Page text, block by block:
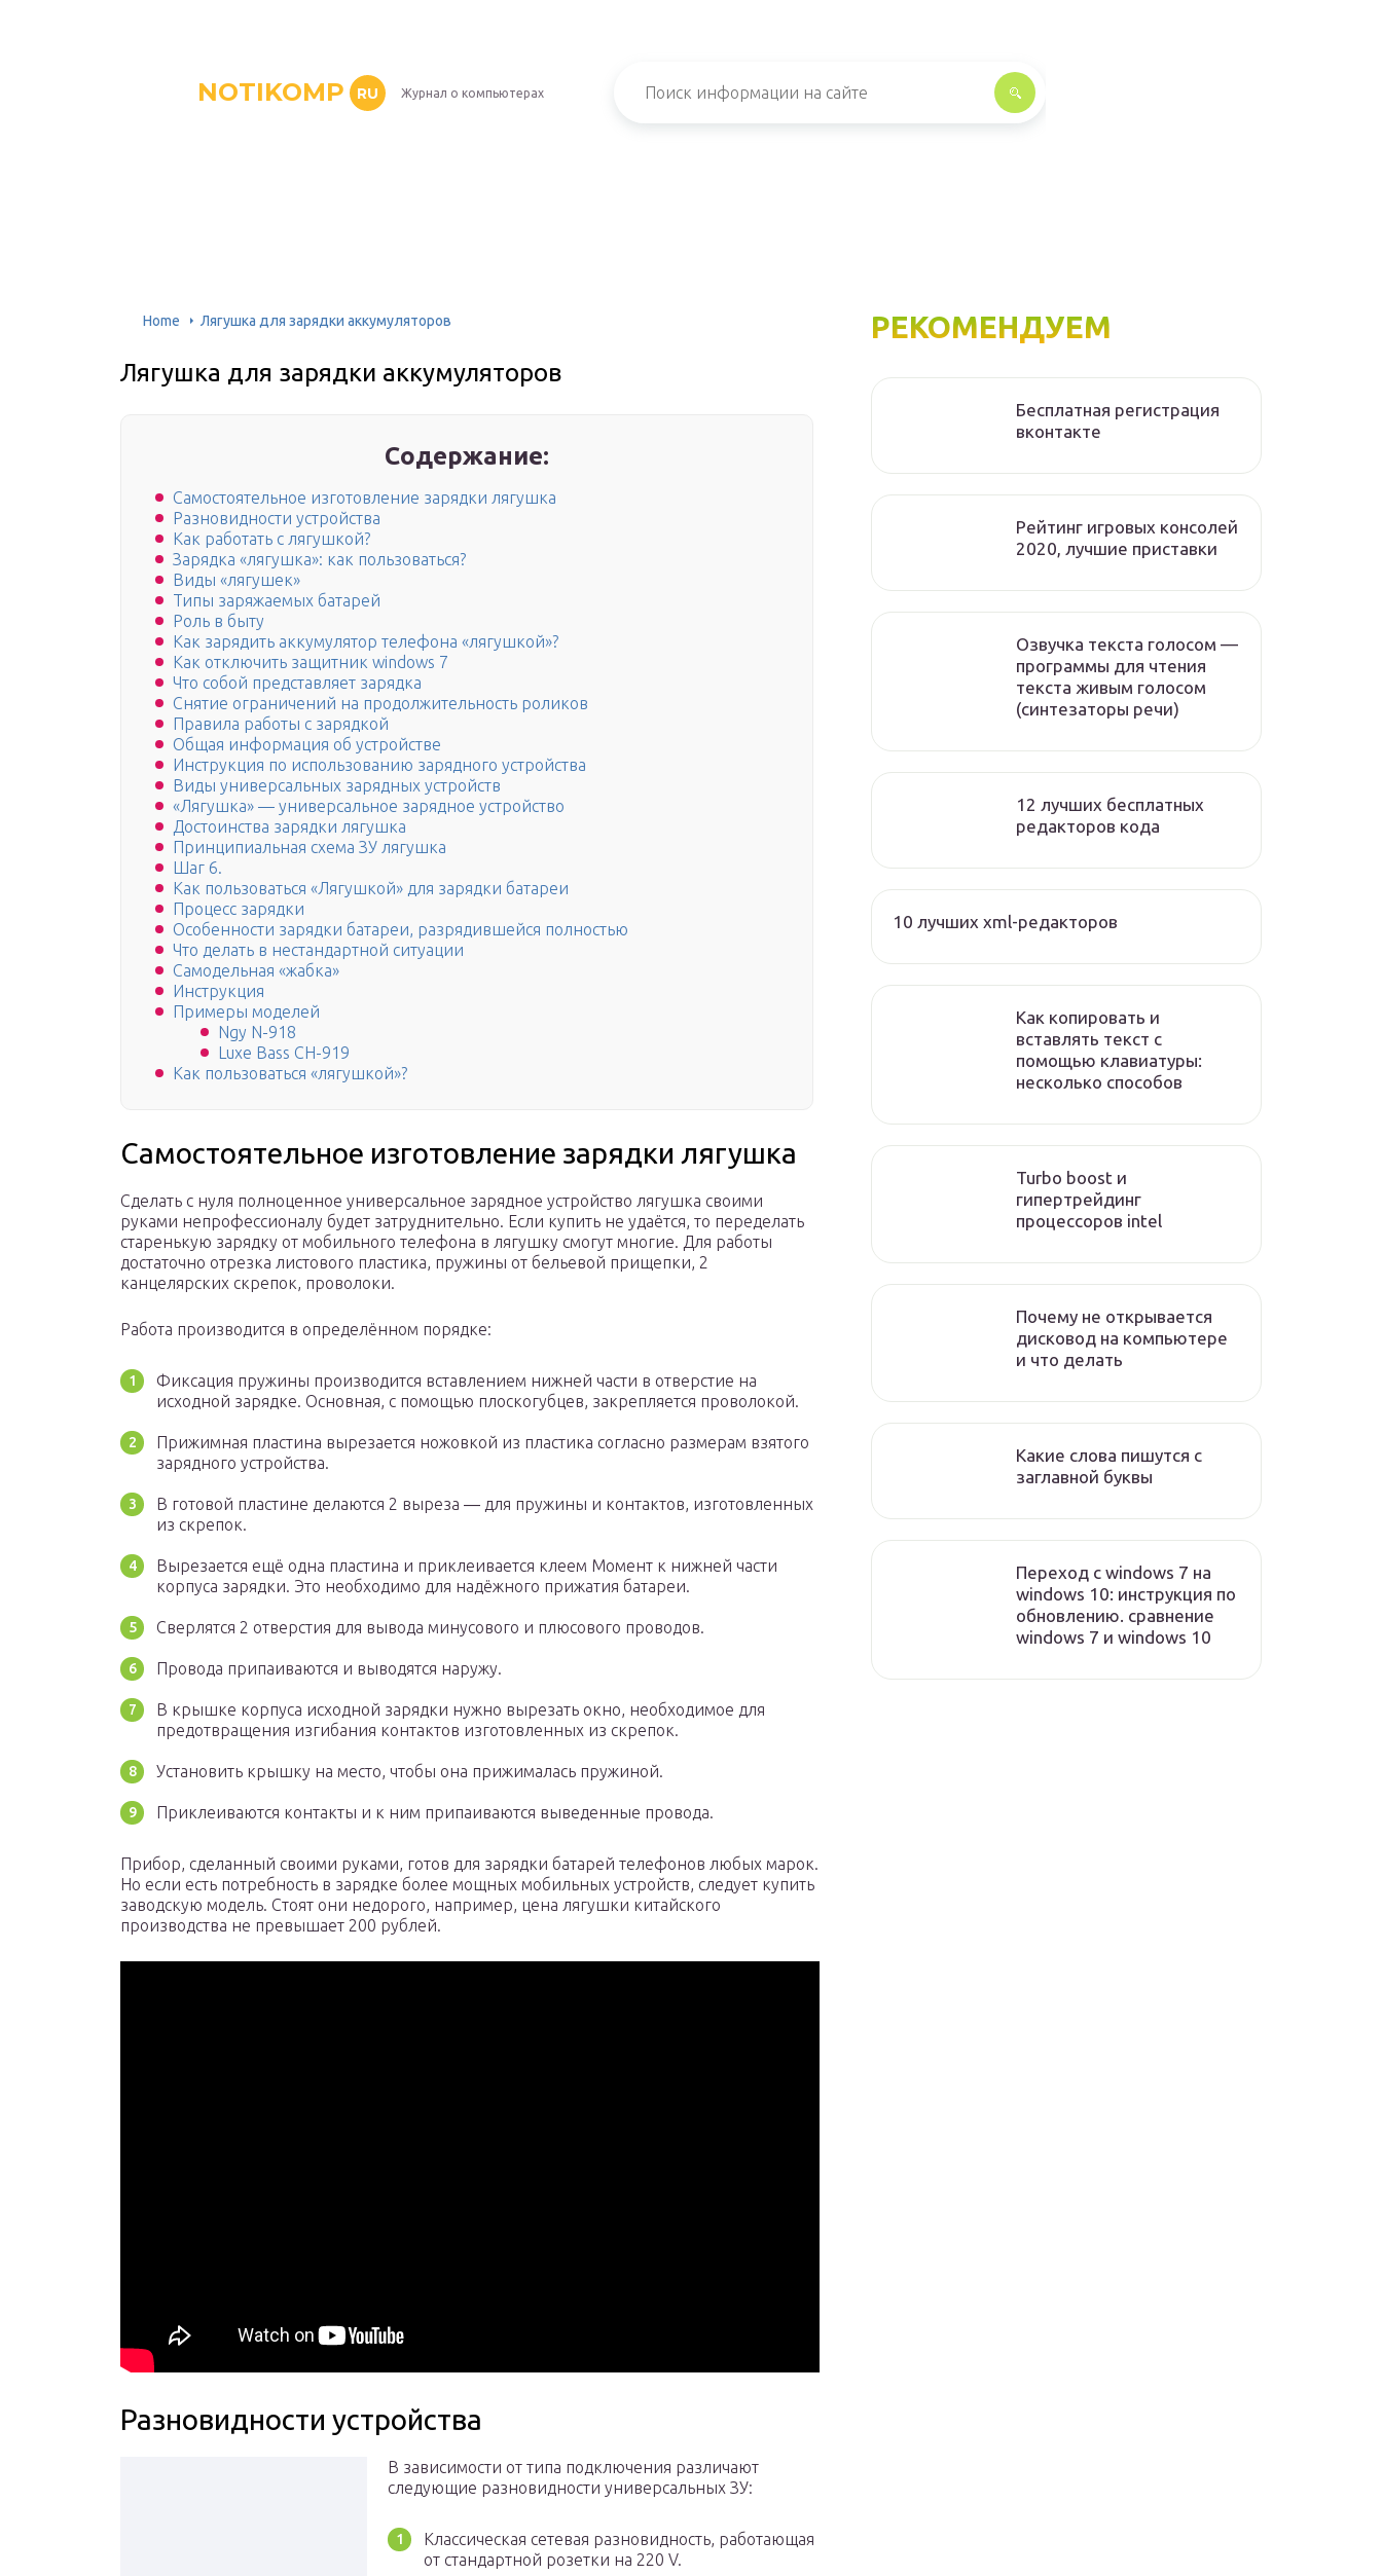
NOTIKOMP RU Журнал о компьютерах
Home Лягушка для зарядки аккумуляторов
Лягушка для зарядки аккумуляторов
Содержание:
Самостоятельное изготовление зарядки лягушка
Разновидности устройства
Как работать с лягушкой?
Зарядка «лягушка»: как пользоваться?
Виды «лягушек»
Типы заряжаемых батарей
Роль в быту
Как зарядить аккумулятор телефона «лягушкой»?
Как отключить защитник windows 7
Что собой представляет зарядка
Снятие ограничений на продолжительность роликов
Правила работы с зарядкой
Общая информация об устройстве
Инструкция по использованию зарядного устройства
Виды универсальных зарядных устройств
«Лягушка» — универсальное зарядное устройство
Достоинства зарядки лягушка
Принципиальная схема ЗУ лягушка
Шаг 6.
Как пользоваться «Лягушкой» для зарядки батареи
Процесс зарядки
Особенности зарядки батареи, разрядившейся полностью
Что делать в нестандартной ситуации
Самодельная «жабка»
Инструкция
Примеры моделей
Ngy N-918
Luxe Bass CH-919
Как пользоваться «лягушкой»?
Самостоятельное изготовление зарядки лягушка
Сделать с нуля полноценное универсальное зарядное устройство лягушка своими
руками непрофессионалу будет затруднительно. Если купить не удаётся, то переделать
старенькую зарядку от мобильного телефона в лягушку смогут многие. Для работы
достаточно отрезка листового пластика, пружины от бельевой прищепки, 2
канцелярских скрепок, проволоки.
Работа производится в определённом порядке:
Фиксация пружины производится вставлением нижней части в отверстие на
исходной зарядке. Основная, с помощью плоскогубцев, закрепляется проволокой.
Прижимная пластина вырезается ножовкой из пластика согласно размерам взятого
зарядного устройства.
В готовой пластине делаются 2 выреза ― для пружины и контактов, изготовленных
из скрепок.
Вырезается ещё одна пластина и приклеивается клеем Момент к нижней части
корпуса зарядки. Это необходимо для надёжного прижатия батареи.
Сверлятся 2 отверстия для вывода минусового и плюсового проводов.
Провода припаиваются и выводятся наружу.
В крышке корпуса исходной зарядки нужно вырезать окно, необходимое для
предотвращения изгибания контактов изготовленных из скрепок.
Установить крышку на место, чтобы она прижималась пружиной.
Приклеиваются контакты и к ним припаиваются выведенные провода.
Прибор, сделанный своими руками, готов для зарядки батарей телефонов любых марок.
Но если есть потребность в зарядке более мощных мобильных устройств, следует купить
заводскую модель. Стоят они недорого, например, цена лягушки китайского
производства не превышает 200 рублей.
Разновидности устройства
В зависимости от типа подключения различают
следующие разновидности универсальных ЗУ:
Классическая сетевая разновидность, работающая
от стандартной розетки на 220 V.
РЕКОМЕНДУЕМ
Бесплатная регистрация
вконтакте
Рейтинг игровых консолей
2020, лучшие приставки
Озвучка текста голосом —
программы для чтения
текста живым голосом
(синтезаторы речи)
12 лучших бесплатных
редакторов кода
10 лучших xml-редакторов
Как копировать и
вставлять текст с
помощью клавиатуры:
несколько способов
Turbo boost и
гипертрейдинг
процессоров intel
Почему не открывается
дисковод на компьютере
и что делать
Какие слова пишутся с
заглавной буквы
Переход с windows 7 на
windows 10: инструкция по
обновлению. сравнение
windows 7 и windows 10